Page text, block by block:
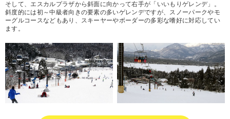
そして、エスカルプラザから斜面に向かって右手が「いいもりゲレンデ」。
斜度的には初～中級者向きの要素の多いゲレンデですが、スノーパークやモ
ーグルコースなどもあり、スキーヤーやボーダーの多彩な嗜好に対応してい
ます。